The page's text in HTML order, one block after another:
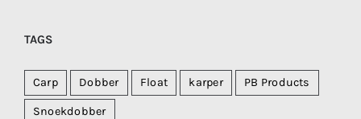
TAGS
Carp Dobber Float karper PB Products
Snoekdobber